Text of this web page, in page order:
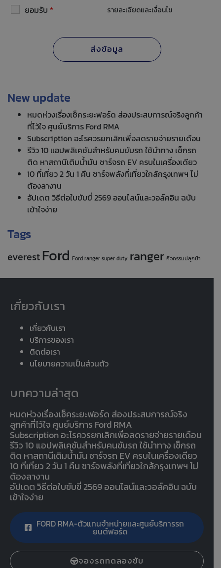
ยอมรับ * รายละเอียดและเงื่อนไข
New update
หมดห่วงเรื่องเช็คระยะฟอร์ด ส่องประสบการณ์จริงลูกค้า
ที่ไว้ใจ ศูนย์บริการ Ford RMA
Subscription อะไรควรยกเลิกเพื่อลดรายจ่ายรายเดือน
รีวิว 10 แอปพลิเคชันสำหรับคนขับรถ ใช้นำทาง เช็กรถ
ติด หาสถานีเติมน้ำมัน ชาร์จรถ EV ครบในเครื่องเดียว
10 ที่เที่ยว 2 วัน 1 คืน ชาร์จพลังที่เที่ยวใกล้กรุงเทพฯ ไม่
ต้องลางาน
อัปเดต วิธีต่อใบขับขี่ 2569 ออนไลน์และวอล์คอิน ฉบับ
เข้าใจง่าย
Tags
everest Ford Ford ranger super duty ranger กิจกรรมปลูกป่า
เกี่ยวกับเรา
เกี่ยวกับเรา
บริการของเรา
ติดต่อเรา
นโยบายความเป็นส่วนตัว
บทความล่าสุด
หมดห่วงเรื่องเช็คระยะฟอร์ด ส่องประสบการณ์จริง
ลูกค้าที่ไว้ใจ ศูนย์บริการ Ford RMA
Subscription อะไรควรยกเลิกเพื่อลดรายจ่ายรายเดือน
รีวิว 10 แอปพลิเคชันสำหรับคนขับรถ ใช้นำทาง เช็กรถ
ติด หาสถานีเติมน้ำมัน ชาร์จรถ EV ครบในเครื่องเดียว
10 ที่เที่ยว 2 วัน 1 คืน ชาร์จพลังที่เที่ยวใกล้กรุงเทพฯ ไม่
ต้องลางาน
อัปเดต วิธีต่อใบขับขี่ 2569 ออนไลน์และวอล์คอิน ฉบับ
เข้าใจง่าย
FORD RMA-ตัวแทนจำหน่ายและศูนย์บริการรถ
ยนต์ฟอร์ด
จองรถทดลองขับ